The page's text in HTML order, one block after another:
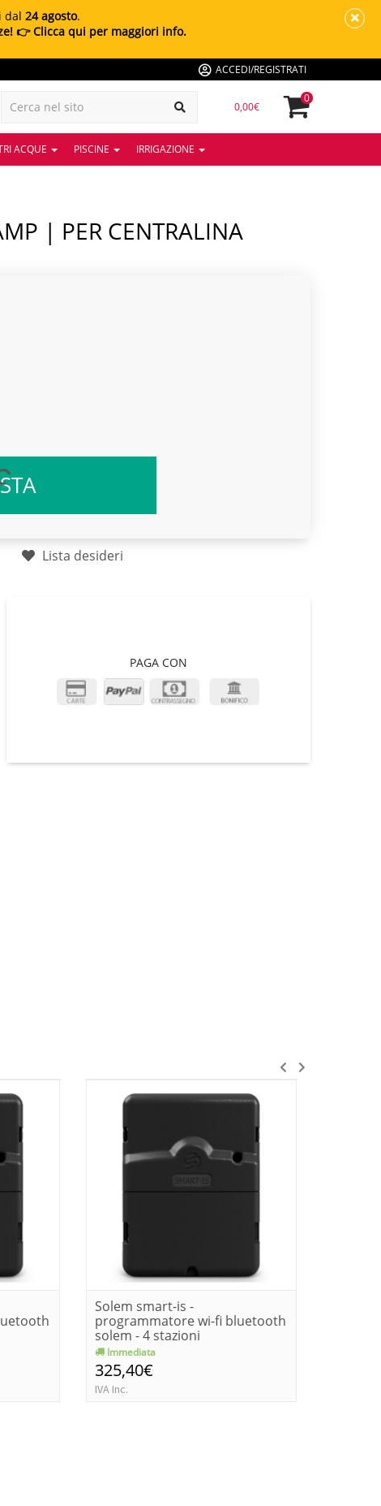
dal 24 agosto.
👉 Clicca qui per maggiori info.
ACCEDI/REGISTRATI
0,00€
0
ACQUE PISCINE IRRIGAZIONE
Lista desideri
PAGA CON
Solem smart-is -
programmatore wi-fi bluetooth
solem - 4 stazioni
Immediata
325,40€
IVA Inc.